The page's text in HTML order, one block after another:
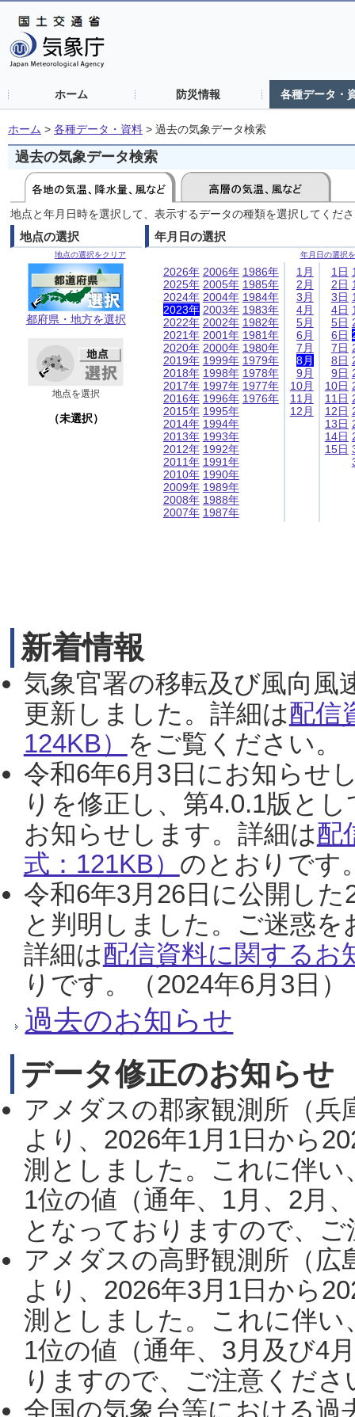
ホーム 防災情報 各種データ・
ホーム > 各種データ・資料 > 過去の気象データ検索
過去の気象データ検索
地点と年月日時を選択して、表示するデータの種類を選択してくだ
地点の選択
地点の選択をクリア
都府県・地方を選択
地点を選択
（未選択）
年月日の選択
年月日の選択
2026年
2025年
2024年
2023年
2022年
2021年
2020年
2019年
2018年
2017年
2016年
2015年
2014年
2013年
2012年
2011年
2010年
2009年
2008年
2007年
2006年
2005年
2004年
2003年
2002年
2001年
2000年
1999年
1998年
1997年
1996年
1995年
1994年
1993年
1992年
1991年
1990年
1989年
1988年
1987年
1986年
1985年
1984年
1983年
1982年
1981年
1980年
1979年
1978年
1977年
1976年
1月
2月
3月
4月
5月
6月
7月
8月
9月
10月
11月
12月
1日
2日
3日
4日
5日
6日
7日
8日
9日
10日
11日
12日
13日
14日
15日
新着情報
気象官署の移転及び風向風
更新しました。詳細は配信
124KB） をご覧ください。
令和6年6月3日にお知らせ
りを修正し、第4.0.1版と
お知らせします。詳細は配
式：121KB） のとおりです
令和6年3月26日に公開し
と判明しました。ご迷惑
詳細は配信資料に関するお
りです。（2024年6月3日）
過去のお知らせ
データ修正のお知らせ
アメダスの郡家観測所（
より、2026年1月1日から
測としました。これに伴い
1位の値（通年、1月、2月
となっておりますので、
アメダスの高野観測所（
より、2026年3月1日から
測としました。これに伴い
1位の値（通年、3月及び4
りますので、ご注意くだ
全国の気象台等における過